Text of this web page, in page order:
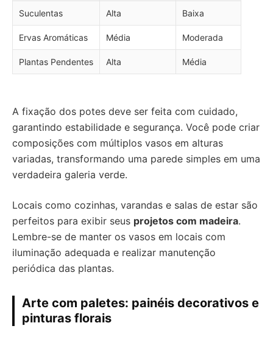
Suculentas Alta Baixa
Ervas Aromáticas Média Moderada
Plantas Pendentes Alta Média
A fixação dos potes deve ser feita com cuidado,
garantindo estabilidade e segurança. Você pode criar
composições com múltiplos vasos em alturas
variadas, transformando uma parede simples em uma
verdadeira galeria verde.
Locais como cozinhas, varandas e salas de estar são
perfeitos para exibir seus projetos com madeira.
Lembre-se de manter os vasos em locais com
iluminação adequada e realizar manutenção
periódica das plantas.
Arte com paletes: painéis decorativos e
pinturas florais